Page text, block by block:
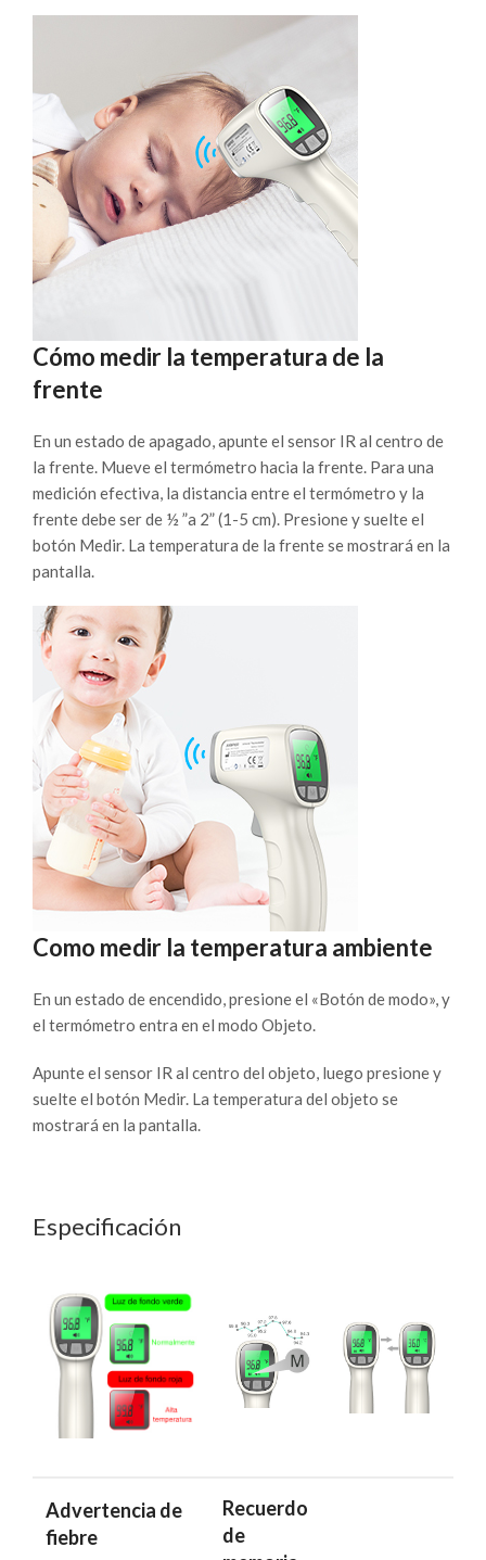
Cómo medir la temperatura de la
frente
En un estado de apagado, apunte el sensor IR al centro de
la frente. Mueve el termómetro hacia la frente. Para una
medición efectiva, la distancia entre el termómetro y la
frente debe ser de ½ ”a 2” (1-5 cm). Presione y suelte el
botón Medir. La temperatura de la frente se mostrará en la
pantalla.
Como medir la temperatura ambiente
En un estado de encendido, presione el «Botón de modo», y
el termómetro entra en el modo Objeto.
Apunte el sensor IR al centro del objeto, luego presione y
suelte el botón Medir. La temperatura del objeto se
mostrará en la pantalla.
Especificación
Advertencia de
fiebre
Recuerdo
de